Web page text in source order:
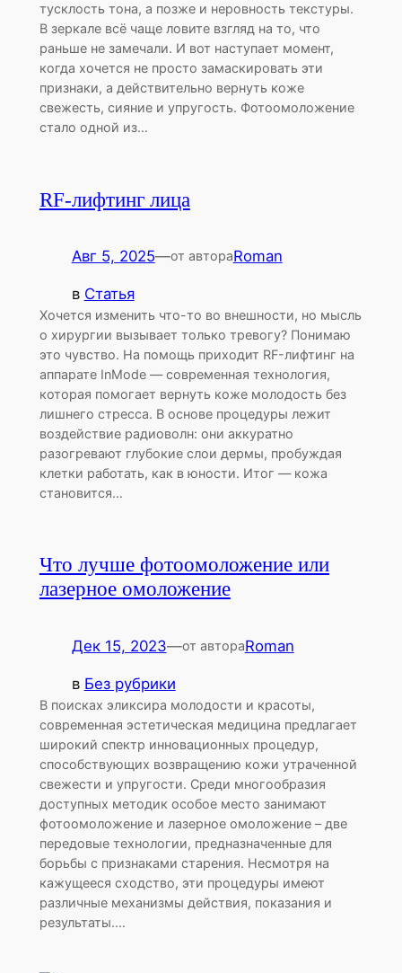
тусклость тона, а позже и неровность текстуры.
В зеркале всё чаще ловите взгляд на то, что
раньше не замечали. И вот наступает момент,
когда хочется не просто замаскировать эти
признаки, а действительно вернуть коже
свежесть, сияние и упругость. Фотоомоложение
стало одной из…
RF-лифтинг лица
Авг 5, 2025—от автораRoman
в Статья
Хочется изменить что-то во внешности, но мысль
о хирургии вызывает только тревогу? Понимаю
это чувство. На помощь приходит RF-лифтинг на
аппарате InMode — современная технология,
которая помогает вернуть коже молодость без
лишнего стресса. В основе процедуры лежит
воздействие радиоволн: они аккуратно
разогревают глубокие слои дермы, пробуждая
клетки работать, как в юности. Итог — кожа
становится…
Что лучше фотоомоложение или
лазерное омоложение
Дек 15, 2023—от автораRoman
в Без рубрики
В поисках эликсира молодости и красоты,
современная эстетическая медицина предлагает
широкий спектр инновационных процедур,
способствующих возвращению кожи утраченной
свежести и упругости. Среди многообразия
доступных методик особое место занимают
фотоомоложение и лазерное омоложение – две
передовые технологии, предназначенные для
борьбы с признаками старения. Несмотря на
кажущееся сходство, эти процедуры имеют
различные механизмы действия, показания и
результаты.…